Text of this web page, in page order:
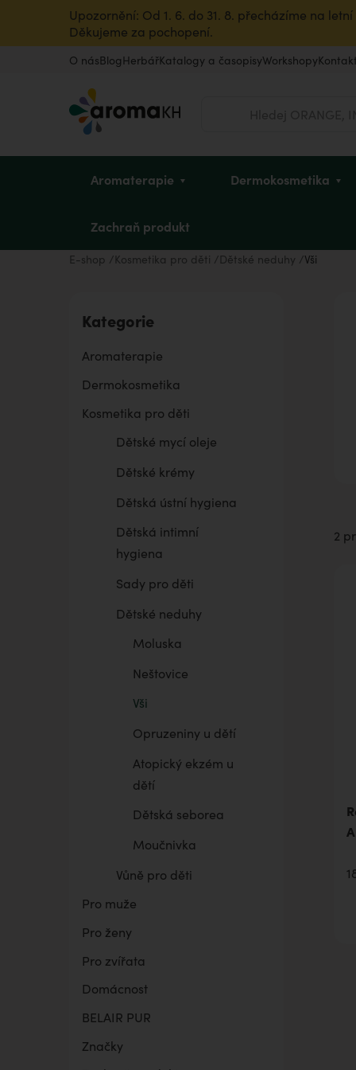
Upozornění: Od 1. 6. do 31. 8. přecházíme na
Děkujeme za pochopení.
O násBlogHerbářKatalogy a časopisyWorkshopyKontakt
Aromaterapie
BELAIR PUR Lite
Dermokosmetika
Co mě trápí
Vaginální suchost
Sada pro grilování
Zachraň produkt
E-shop Kosmetika pro děti Dětské neduhy Vši
2
Kategorie
Aromaterapie
Dermokosmetika
Kosmetika pro děti
Dětské mycí oleje
Dětské krémy
Dětská ústní hygiena
Dětská intimní
hygiena
Sady pro děti
Dětské neduhy
Moluska
Neštovice
Vši
Opruzeniny u dětí
Atopický ekzém u
dětí
Dětská seborea
Moučnivka
Vůně pro děti
Pro muže
Pro ženy
Pro zvířata
Domácnost
BELAIR PUR
Značky